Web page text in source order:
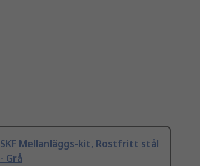
SKF Mellanläggs-kit, Rostfritt stål
- Grå